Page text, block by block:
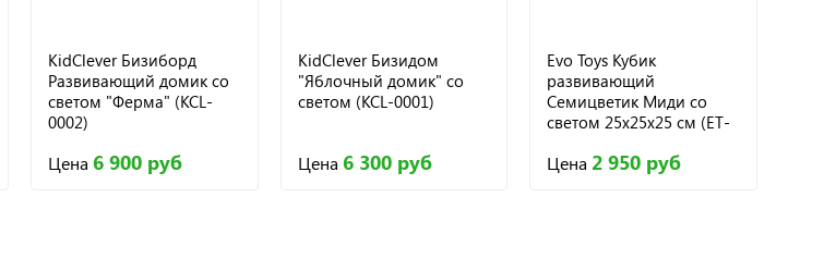
KidClever Бизиборд
Развивающий домик со
светом "Ферма" (KCL-
0002)
Цена 6 900 руб
KidClever Бизидом
"Яблочный домик" со
светом (KCL-0001)
Цена 6 300 руб
Evo Toys Кубик
развивающий
Семицветик Миди со
светом 25х25х25 см (ET-
Цена 2 950 руб